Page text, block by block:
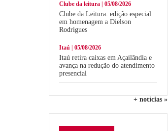
Clube da leitura | 05/08/2026
Clube da Leitura: edição especial
em homenagem a Dielson
Rodrigues
Itaú | 05/08/2026
Itaú retira caixas em Açailândia e
avança na redução do atendimento
presencial
+ notícias »